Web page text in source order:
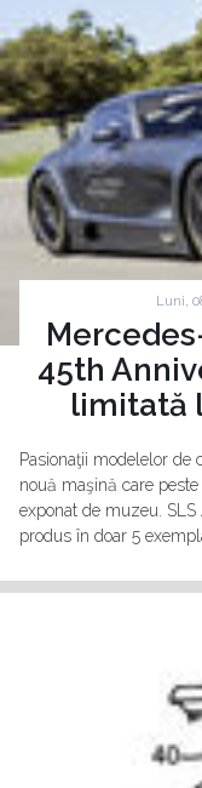
Luni,
45th
limitată
Pasionaţii modelelor de
nouă maşină care
exponat de muzeu.
produs în doar 5